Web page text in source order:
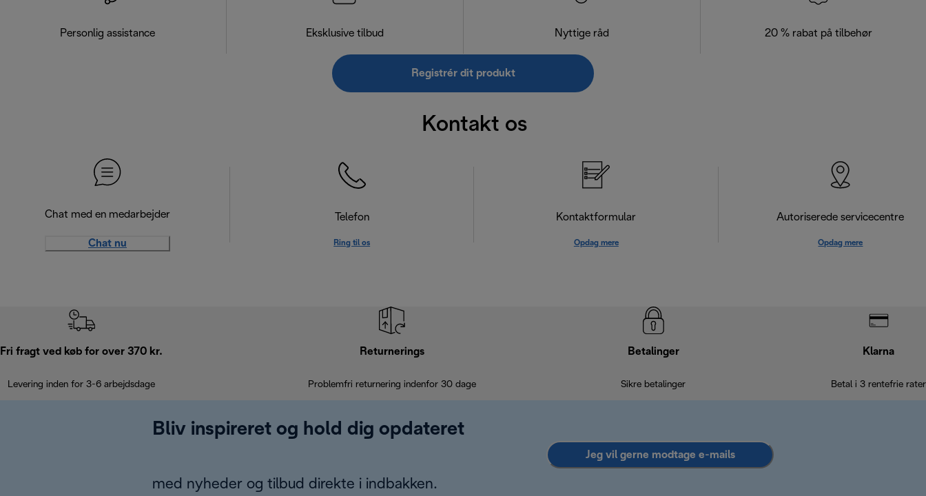
Personlig assistance Eksklusive tilbud Nyttige råd 20 % rabat på tilbehør
Registrér dit produkt
Kontakt os
Chat med en medarbejder
Chat nu
Telefon
Ring til os
Kontaktformular
Opdag mere
Autoriserede servicecentre
Opdag mere
Fri fragt ved køb for over 370 kr.
Levering inden for 3-6 arbejdsdage
Returnerings
Problemfri returnering indenfor 30 dage
Betalinger
Sikre betalinger
Klarna
Betal i 3 rentefrie rater
Bliv inspireret og hold dig opdateret
med nyheder og tilbud direkte i indbakken.
Jeg vil gerne modtage e-mails